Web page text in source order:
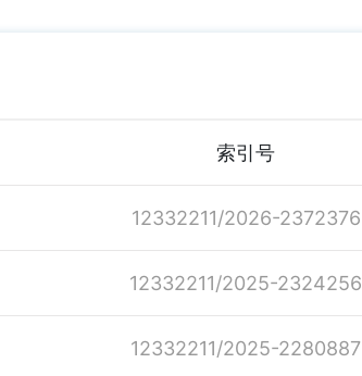
索引号
12332211/2026-2372376
12332211/2025-2324256
12332211/2025-2280887